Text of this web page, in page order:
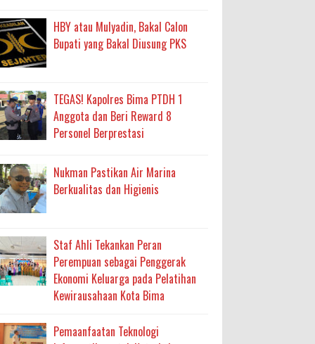
HBY atau Mulyadin, Bakal Calon
Bupati yang Bakal Diusung PKS
TEGAS! Kapolres Bima PTDH 1
Anggota dan Beri Reward 8
Personel Berprestasi
Nukman Pastikan Air Marina
Berkualitas dan Higienis
Staf Ahli Tekankan Peran
Perempuan sebagai Penggerak
Ekonomi Keluarga pada Pelatihan
Kewirausahaan Kota Bima
Pemaanfaatan Teknologi